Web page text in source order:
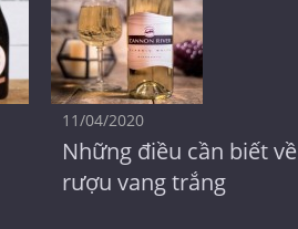
11/04/2020
Những điều cần biết về
rượu vang trắng